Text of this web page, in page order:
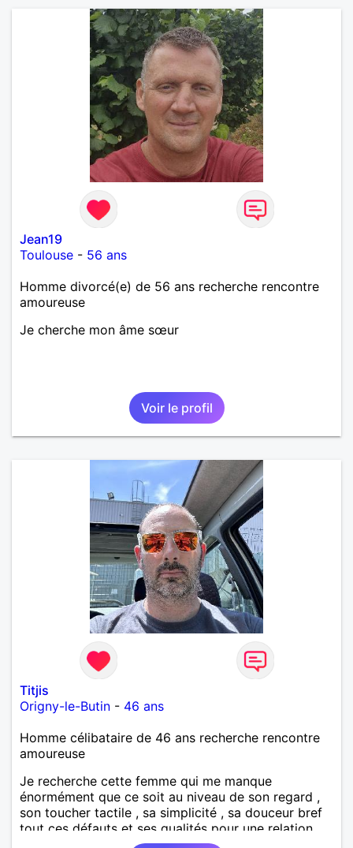
Jean19
Toulouse - 56 ans
Homme divorcé(e) de 56 ans recherche rencontre
amoureuse
Je cherche mon âme sœur
Voir le profil
Titjis
Origny-le-Butin - 46 ans
Homme célibataire de 46 ans recherche rencontre
amoureuse
Je recherche cette femme qui me manque
énormément que ce soit au niveau de son regard ,
son toucher tactile , sa simplicité , sa douceur bref
tout ces défauts et ses qualités pour une relation